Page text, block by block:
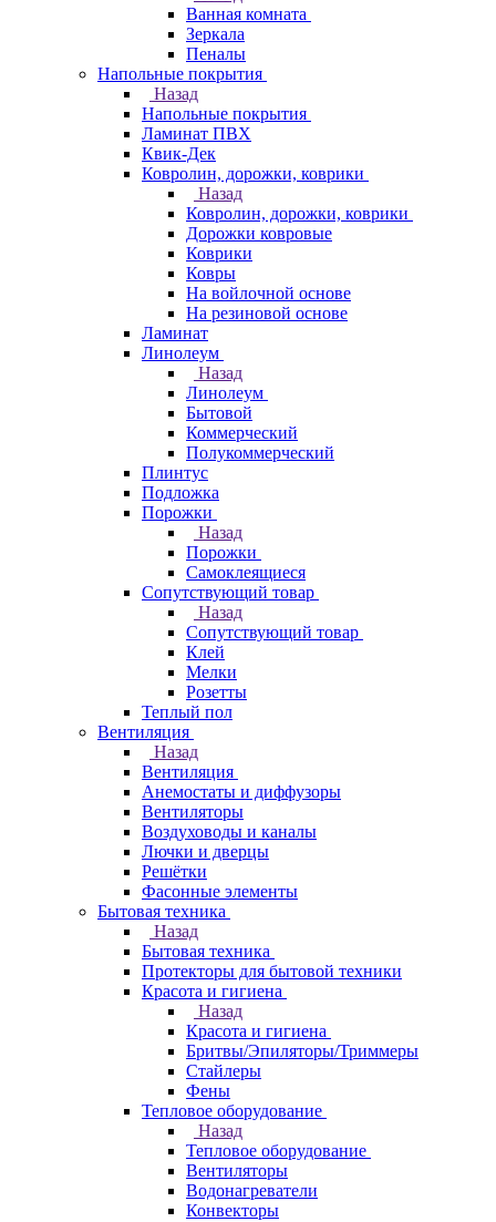
Ванная комната
Зеркала
Пеналы
Напольные покрытия
Назад
Напольные покрытия
Ламинат ПВХ
Квик-Дек
Ковролин, дорожки, коврики
Назад
Ковролин, дорожки, коврики
Дорожки ковровые
Коврики
Ковры
На войлочной основе
На резиновой основе
Ламинат
Линолеум
Назад
Линолеум
Бытовой
Коммерческий
Полукоммерческий
Плинтус
Подложка
Порожки
Назад
Порожки
Самоклеящиеся
Сопутствующий товар
Назад
Сопутствующий товар
Клей
Мелки
Розетты
Теплый пол
Вентиляция
Назад
Вентиляция
Анемостаты и диффузоры
Вентиляторы
Воздуховоды и каналы
Лючки и дверцы
Решётки
Фасонные элементы
Бытовая техника
Назад
Бытовая техника
Протекторы для бытовой техники
Красота и гигиена
Назад
Красота и гигиена
Бритвы/Эпиляторы/Триммеры
Стайлеры
Фены
Тепловое оборудование
Назад
Тепловое оборудование
Вентиляторы
Водонагреватели
Конвекторы